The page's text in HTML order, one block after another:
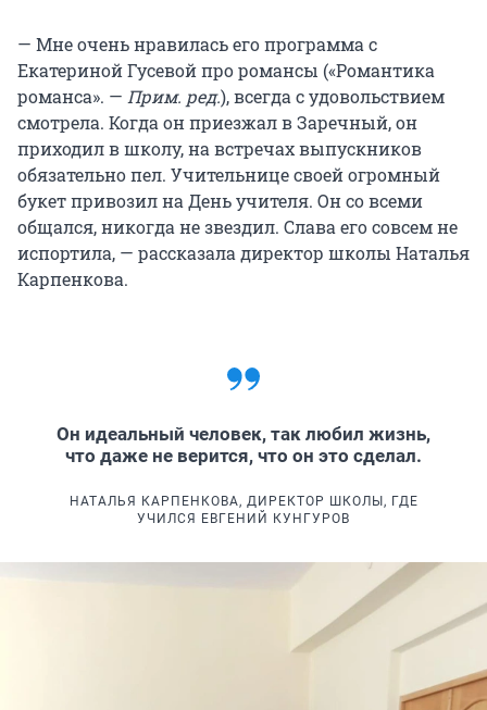
— Мне очень нравилась его программа с
Екатериной Гусевой про романсы («Романтика
романса». — Прим. ред.), всегда с удовольствием
смотрела. Когда он приезжал в Заречный, он
приходил в школу, на встречах выпускников
обязательно пел. Учительнице своей огромный
букет привозил на День учителя. Он со всеми
общался, никогда не звездил. Слава его совсем не
испортила, — рассказала директор школы Наталья
Карпенкова.
Он идеальный человек, так любил жизнь,
что даже не верится, что он это сделал.
НАТАЛЬЯ КАРПЕНКОВА, ДИРЕКТОР ШКОЛЫ, ГДЕ
УЧИЛСЯ ЕВГЕНИЙ КУНГУРОВ